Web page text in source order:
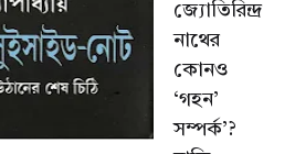
জ্যোতিরিন্দ্র
নাথের
কোনও
‘গহন’
সম্পর্ক’?